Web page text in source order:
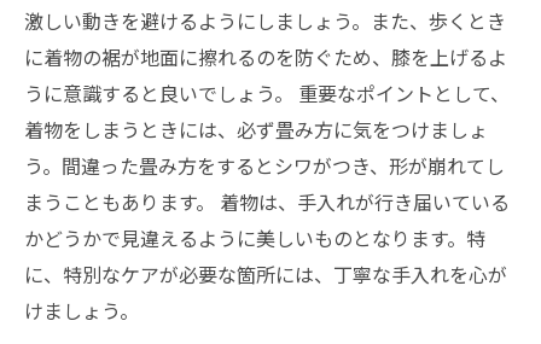
激しい動きを避けるようにしましょう。また、歩くとき
に着物の裾が地面に擦れるのを防ぐため、膝を上げるよ
うに意識すると良いでしょう。 重要なポイントとして、
着物をしまうときには、必ず畳み方に気をつけましょ
う。間違った畳み方をするとシワがつき、形が崩れてし
まうこともあります。 着物は、手入れが行き届いている
かどうかで見違えるように美しいものとなります。特
に、特別なケアが必要な箇所には、丁寧な手入れを心が
けましょう。